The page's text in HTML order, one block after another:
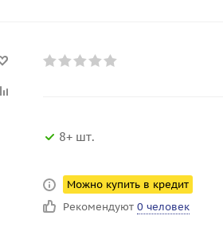
8+ шт.
Можно купить в кредит
Рекомендуют 0 человек